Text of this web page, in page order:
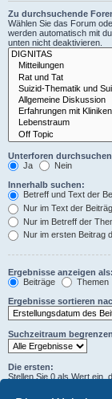
Zu durchsuchende
Wählen Sie das Forum
werden automatisch mit
unten nicht deaktivieren.
Unterforen
Ja
Nein
Innerhalb suchen:
Betreff und Text der
Nur im Text der
Nur im Betreff der
Nur im ersten Beitrag
Ergebnisse anzeigen als:
Beiträge
Themen
Ergebnisse sortieren
Suchzeitraum
Die ersten:
Stellen Sie 0 als Wert ein,